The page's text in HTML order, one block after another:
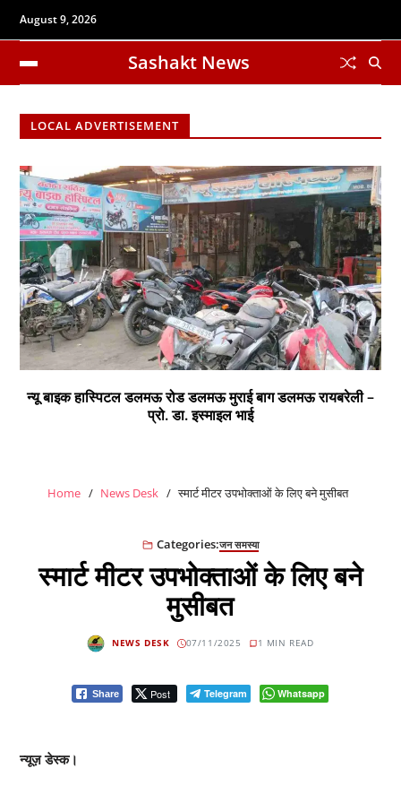
August 9, 2026
Sashakt News
LOCAL ADVERTISEMENT
न्यू बाइक हास्पिटल डलमऊ रोड डलमऊ मुराई बाग डलमऊ रायबरेली –
प्रो. डा. इस्माइल भाई
Home News Desk स्मार्ट मीटर उपभोक्ताओं के लिए बने मुसीबत
Categories:जन समस्या
स्मार्ट मीटर उपभोक्ताओं के लिए बने
मुसीबत
NEWS DESK 07/11/2025 1 MIN READ
Share Post Telegram Whatsapp
न्यूज़ डेस्क।